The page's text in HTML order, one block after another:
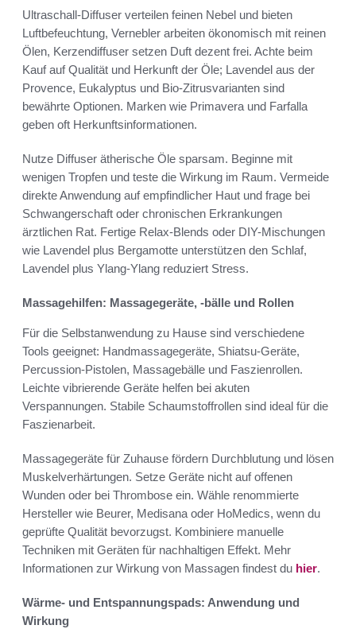
Ultraschall-Diffuser verteilen feinen Nebel und bieten
Luftbefeuchtung, Vernebler arbeiten ökonomisch mit reinen
Ölen, Kerzendiffuser setzen Duft dezent frei. Achte beim
Kauf auf Qualität und Herkunft der Öle; Lavendel aus der
Provence, Eukalyptus und Bio-Zitrusvarianten sind
bewährte Optionen. Marken wie Primavera und Farfalla
geben oft Herkunftsinformationen.
Nutze Diffuser ätherische Öle sparsam. Beginne mit
wenigen Tropfen und teste die Wirkung im Raum. Vermeide
direkte Anwendung auf empfindlicher Haut und frage bei
Schwangerschaft oder chronischen Erkrankungen
ärztlichen Rat. Fertige Relax-Blends oder DIY-Mischungen
wie Lavendel plus Bergamotte unterstützen den Schlaf,
Lavendel plus Ylang-Ylang reduziert Stress.
Massagehilfen: Massagegeräte, -bälle und Rollen
Für die Selbstanwendung zu Hause sind verschiedene
Tools geeignet: Handmassagegeräte, Shiatsu-Geräte,
Percussion-Pistolen, Massagebälle und Faszienrollen.
Leichte vibrierende Geräte helfen bei akuten
Verspannungen. Stabile Schaumstoffrollen sind ideal für die
Faszienarbeit.
Massagegeräte für Zuhause fördern Durchblutung und lösen
Muskelverhärtungen. Setze Geräte nicht auf offenen
Wunden oder bei Thrombose ein. Wähle renommierte
Hersteller wie Beurer, Medisana oder HoMedics, wenn du
geprüfte Qualität bevorzugst. Kombiniere manuelle
Techniken mit Geräten für nachhaltigen Effekt. Mehr
Informationen zur Wirkung von Massagen findest du hier.
Wärme- und Entspannungspads: Anwendung und
Wirkung